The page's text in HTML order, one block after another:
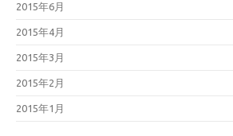
2015年6月
2015年4月
2015年3月
2015年2月
2015年1月